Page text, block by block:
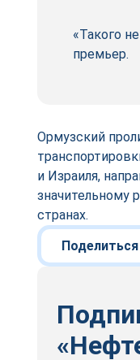
«Такого
премьер.
Ормузский
и Израиля,
значительному
странах.
Поделиться